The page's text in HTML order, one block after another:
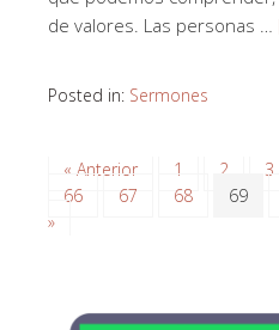
de valores. Las personas …
Posted in: Sermones
« Anterior 1 2 3
66
67 68 69
»